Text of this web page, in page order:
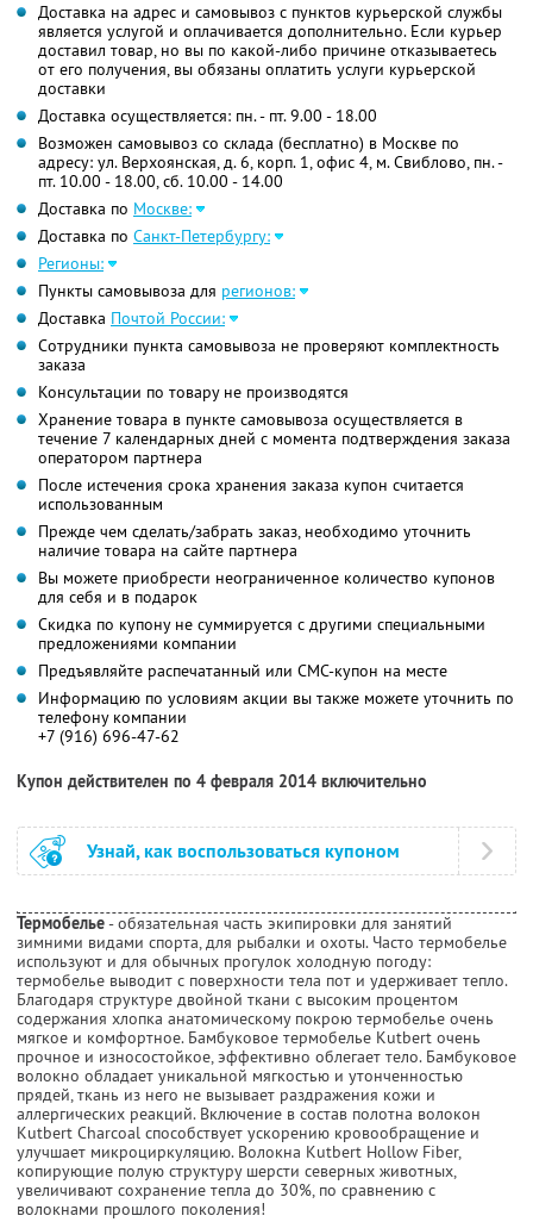
Доставка на адрес и самовывоз с пунктов курьерской службы
является услугой и оплачивается дополнительно. Если курьер
доставил товар, но вы по какой-либо причине отказываетесь
от его получения, вы обязаны оплатить услуги курьерской
доставки
Доставка осуществляется: пн. - пт. 9.00 - 18.00
Возможен самовывоз со склада (бесплатно) в Москве по
адресу: ул. Верхоянская, д. 6, корп. 1, офис 4, м. Свиблово, пн. -
пт. 10.00 - 18.00, сб. 10.00 - 14.00
Доставка по Москве:
Доставка по Санкт-Петербургу:
Регионы:
Пункты самовывоза для регионов:
Доставка Почтой России:
Сотрудники пункта самовывоза не проверяют комплектность
заказа
Консультации по товару не производятся
Хранение товара в пункте самовывоза осуществляется в
течение 7 календарных дней с момента подтверждения заказа
оператором партнера
После истечения срока хранения заказа купон считается
использованным
Прежде чем сделать/забрать заказ, необходимо уточнить
наличие товара на сайте партнера
Вы можете приобрести неограниченное количество купонов
для себя и в подарок
Скидка по купону не суммируется с другими специальными
предложениями компании
Предъявляйте распечатанный или СМС-купон на месте
Информацию по условиям акции вы также можете уточнить по
телефону компании
+7 (916) 696-47-62
Купон действителен по 4 февраля 2014 включительно
Узнай, как воспользоваться купоном
Термобелье- обязательная часть экипировки для занятий
зимними видами спорта, для рыбалки и охоты. Часто термобелье
используют и для обычных прогулок холодную погоду:
термобелье выводит с поверхности тела пот и удерживает тепло.
Благодаря структуре двойной ткани с высоким процентом
содержания хлопка анатомическому покрою термобелье очень
мягкое и комфортное. Бамбуковое термобелье Kutbert очень
прочное и износостойкое, эффективно облегает тело. Бамбуковое
волокно обладает уникальной мягкостью и утонченностью
прядей, ткань из него не вызывает раздражения кожи и
аллергических реакций. Включение в состав полотна волокон
Kutbert Charcoal способствует ускорению кровообращение и
улучшает микроциркуляцию. Волокна Kutbert Hollow Fiber,
копирующие полую структуру шерсти северных животных,
увеличивают сохранение тепла до 30%, по сравнению с
волокнами прошлого поколения!